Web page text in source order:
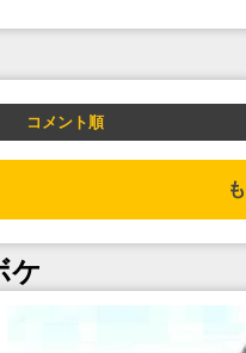
コメント順
ケ